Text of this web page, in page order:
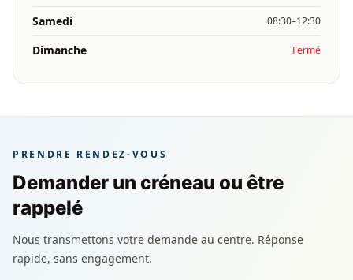
Samedi 08:30–12:30
Dimanche Fermé
PRENDRE RENDEZ-VOUS
Demander un créneau ou être
rappelé
Nous transmettons votre demande au centre. Réponse
rapide, sans engagement.